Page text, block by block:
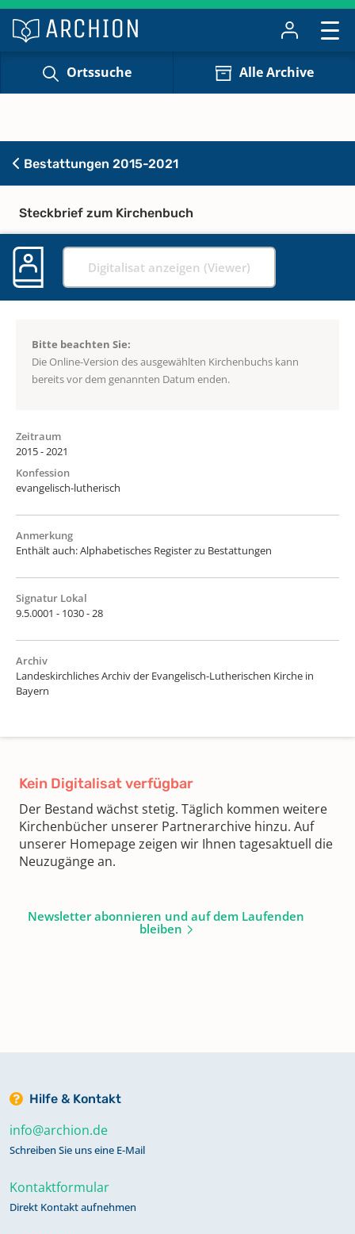
Ortssuche Alle Archive
Bestattungen 2015-2021
Steckbrief zum Kirchenbuch
Digitalisat anzeigen (Viewer)
Bitte beachten Sie:
Die Online-Version des ausgewählten Kirchenbuchs kann
bereits vor dem genannten Datum enden.
Zeitraum
2015 - 2021
Konfession
evangelisch-lutherisch
Anmerkung
Enthält auch: Alphabetisches Register zu Bestattungen
Signatur Lokal
9.5.0001 - 1030 - 28
Archiv
Landeskirchliches Archiv der Evangelisch-Lutherischen Kirche in
Bayern
Kein Digitalisat verfügbar
Der Bestand wächst stetig. Täglich kommen weitere
Kirchenbücher unserer Partnerarchive hinzu. Auf
unserer Homepage zeigen wir Ihnen tagesaktuell die
Neuzugänge an.
Newsletter abonnieren und auf dem Laufenden
bleiben
Hilfe & Kontakt
info@archion.de
Schreiben Sie uns eine E-Mail
Kontaktformular
Direkt Kontakt aufnehmen